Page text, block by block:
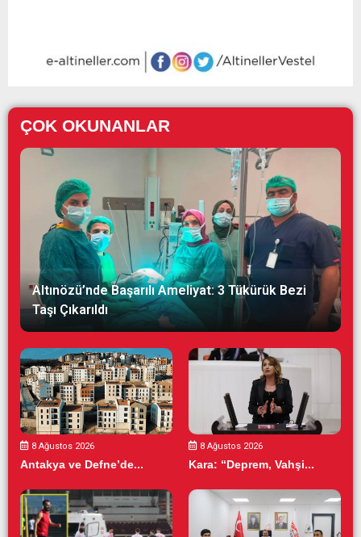
ÇOK OKUNANLAR
Altınözü’nde Başarılı Ameliyat: 3 Tükürük Bezi
Taşı Çıkarıldı
8 Ağustos 2026
Antakya ve Defne’de...
8 Ağustos 2026
Kara: “Deprem, Vahşi...